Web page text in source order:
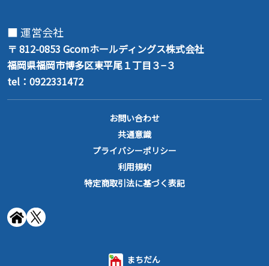
■ 運営会社
〒 812-0853 Gcomホールディングス株式会社
福岡県福岡市博多区東平尾１丁目３−３
tel：0922331472
お問い合わせ
共通意識
プライバシーポリシー
利用規約
特定商取引法に基づく表記
まちだん